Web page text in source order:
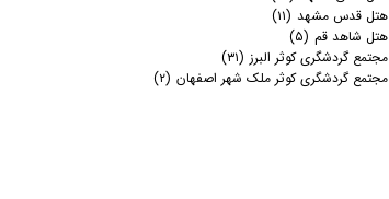
هتل قدس مشهد (۱۱)
هتل شاهد قم (۵)
مجتمع گردشگری کوثر البرز (۳۱)
مجتمع گردشگری کوثر ملک شهر اصفهان (۲)